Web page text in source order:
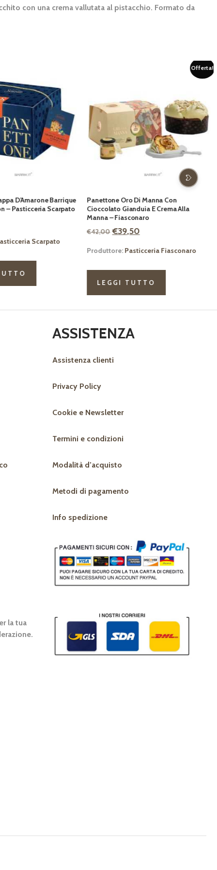
con una crema vallutata al pistacchio. Formato da
Oro Di Manna Con
Gianduia E Crema Alla
Fiasconaro
prezzo
€42,00.
prezzo
Pasticceria Fiasconaro
Il Bria Zagara Pasticceria Bonci
29,00
Il
originale
era:
€25,00Il
è:
Produttore:
la tua
ASSISTENZA
Assistenza clienti
Privacy Policy
Cookie e Newsletter
Termini e condizioni
Modalità d’acquisto
Metodi di pagamento
Info spedizione